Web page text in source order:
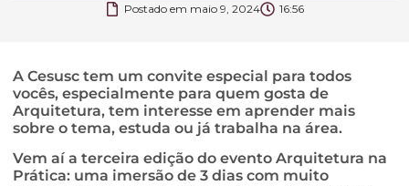
Postado em maio 9, 2024 16:56
A Cesusc tem um convite especial para todos
vocês, especialmente para quem gosta de
Arquitetura, tem interesse em aprender mais
sobre o tema, estuda ou já trabalha na área.
Vem aí a terceira edição do evento Arquitetura na
Prática: uma imersão de 3 dias com muito